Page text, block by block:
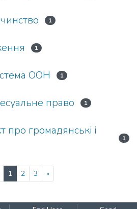
1
1
ООН 1
право 1
громадянські і
1
1 (current)
2 3 »